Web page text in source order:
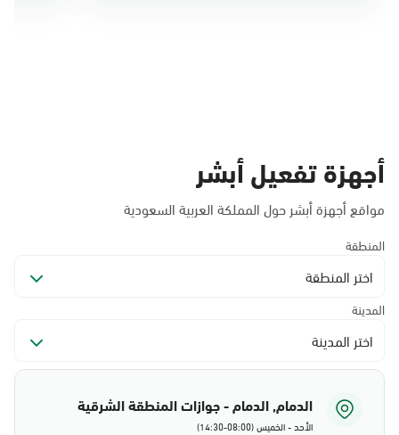
أجهزة تفعيل أبشر
مواقع أجهزة أبشر حول المملكة العربية السعودية
المنطقة
اختر المنطقة
المدينة
اختر المدينة
الدمام, الدمام - جوازات المنطقة الشرقية
الأحد - الخميس (08:00-14:30)